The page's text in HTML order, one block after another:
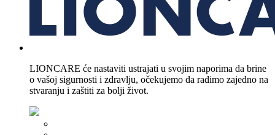
LIONCARE će nastaviti ustrajati u svojim naporima da brine
o vašoj sigurnosti i zdravlju, očekujemo da radimo zajedno na
stvaranju i zaštiti za bolji život.